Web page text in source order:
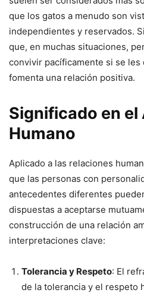
que los gatos a menudo son
independientes y reservados.
que, en muchas situaciones,
convivir pacíficamente si se les
fomenta una relación positiva.
Significado en el
Humano
Aplicado a las relaciones
que las personas con
antecedentes diferentes
dispuestas a aceptarse
construcción de una relación
interpretaciones clave:
Tolerancia y Respeto: El
de la tolerancia y el respeto